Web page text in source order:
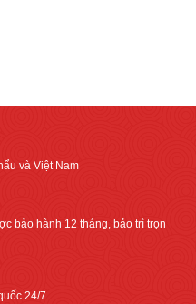
và Việt Nam
bảo hành 12 tháng, bảo trì trọn
24/7